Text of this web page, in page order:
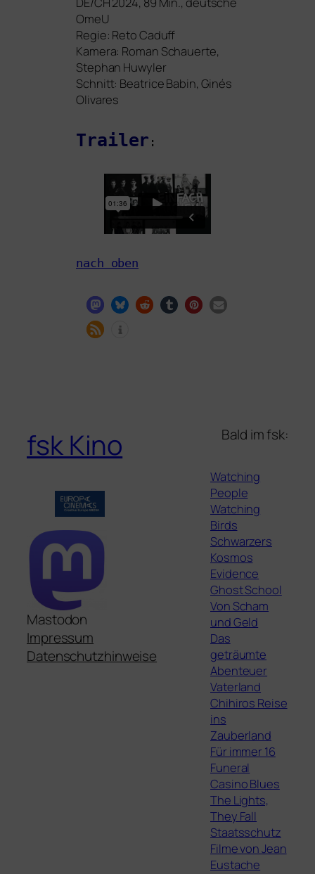
OmeU
Regie: Reto Caduff
Kamera: Roman Schauerte,
Stephan Huwyler
Schnitt: Beatrice Babin, Ginés
Olivares
Trailer :
nach oben
fsk Kino
Mastodon
Impressum
Datenschutzhinweise
Bald im fsk:
Watching
People
Watching
Birds
Schwarzers
Kosmos
Evidence
Ghost School
Von Scham
und Geld
Das
geträumte
Abenteuer
Vaterland
Chihiros Reise
ins
Zauberland
Für immer 16
Funeral
Casino Blues
The Lights,
They Fall
Staatsschutz
Filme von Jean
Eustache